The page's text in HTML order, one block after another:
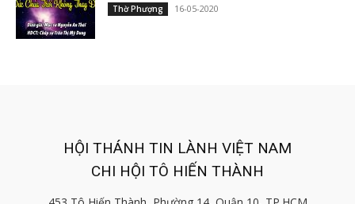
Thờ Phượng 16-05-2020
HỘI THÁNH TIN LÀNH VIỆT NAM
CHI HỘI TÔ HIẾN THÀNH